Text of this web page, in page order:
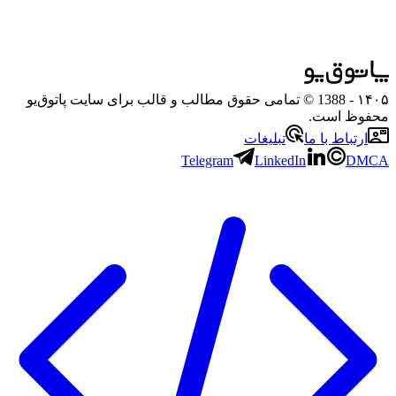
۱۴۰۵
- 1388 © تمامی حقوق مطالب و قالب برای سایت پاتوق‌یو
محفوظ است.
ارتباط با ما
تبلیغات
Telegram
LinkedIn DMCA